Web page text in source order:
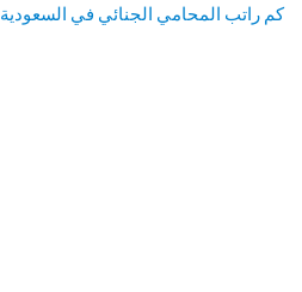
كم راتب المحامي الجنائي في السعودية